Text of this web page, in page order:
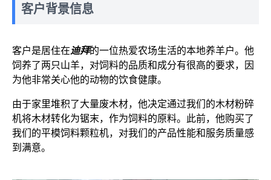
客户背景信息
客户是居住在迪拜的一位热爱农场生活的本地养羊户。他
饲养了两只山羊，对饲料的品质和成分有很高的要求，因
为他非常关心他的动物的饮食健康。
由于家里堆积了大量废木材，他决定通过我们的木材粉碎
机将木材转化为锯末，作为饲料的原料。此前，他购买了
我们的平模饲料颗粒机，对我们的产品性能和服务质量感
到满意。